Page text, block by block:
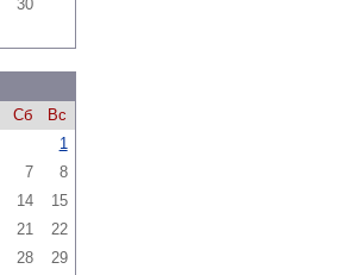
30
Сб
Вс
1
7
8
14
15
21
22
28
29